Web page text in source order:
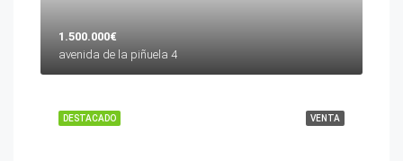
1.500.000€
avenida de la piñuela 4
VENTA
DESTACADO